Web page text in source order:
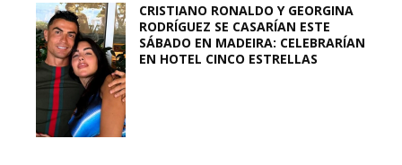
CRISTIANO RONALDO Y GEORGINA
RODRÍGUEZ SE CASARÍAN ESTE
SÁBADO EN MADEIRA: CELEBRARÍAN
EN HOTEL CINCO ESTRELLAS